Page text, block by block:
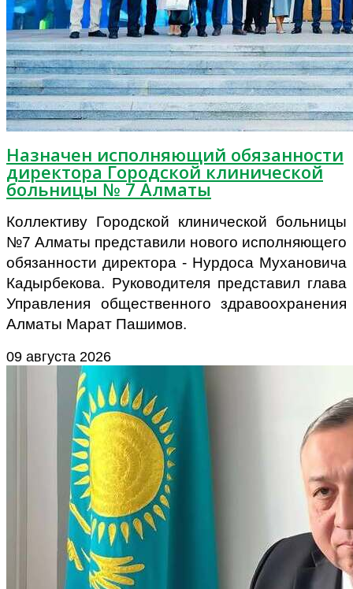
Назначен исполняющий обязанности
директора Городской клинической
больницы № 7 Алматы
Коллективу Городской клинической больницы
№7 Алматы представили нового исполняющего
обязанности директора - Нурдоса Мухановича
Кадырбекова. Руководителя представил глава
Управления общественного здравоохранения
Алматы Марат Пашимов.
09 августа 2026